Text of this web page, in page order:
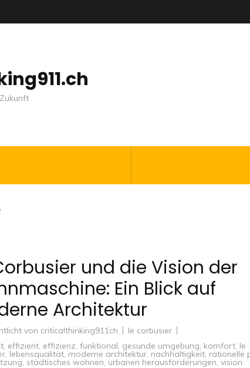
und die Vision der
Ein Blick auf
Architektur
von criticalthinking911ch
le corbusier
, effizient, effizienz, funktional, gesunde umgebung, komfort, le
, lebensqualität, moderne architektur, nachhaltigkeit, rationelle
, städtisches wohnen, urbanen herausforderungen, vision